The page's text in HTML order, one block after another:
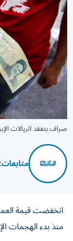
صراف يتفقد الريالات
منذ بدء الهجمات